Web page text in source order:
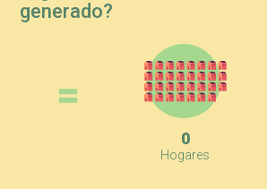
generado?
0
Hogares